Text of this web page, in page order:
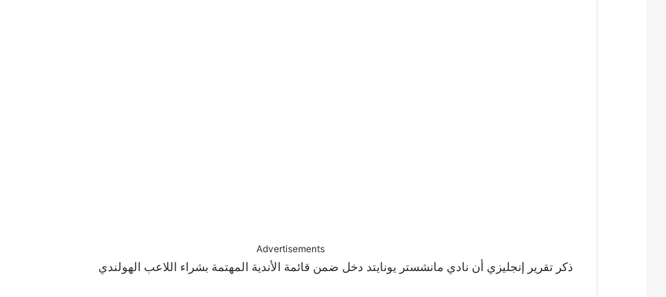
Advertisements
ذكر تقرير إنجليزي أن نادي مانشستر يونايتد دخل ضمن قائمة الأندية المهتمة بشراء اللاعب الهولندي